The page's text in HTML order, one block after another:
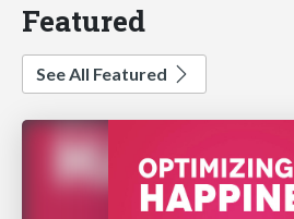
Featured
See All Featured